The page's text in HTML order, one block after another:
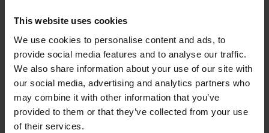
This website uses cookies
We use cookies to personalise content and ads, to
provide social media features and to analyse our traffic.
We also share information about your use of our site with
our social media, advertising and analytics partners who
may combine it with other information that you’ve
provided to them or that they’ve collected from your use
of their services.
alappillérei, szoros együttműködésben a helyi
előtt tartva.
Vissza